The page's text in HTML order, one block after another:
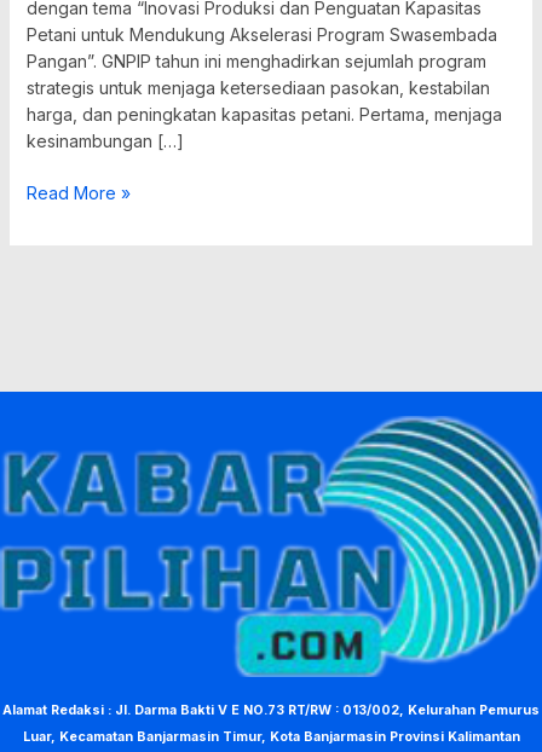
dengan tema “Inovasi Produksi dan Penguatan Kapasitas
Petani untuk Mendukung Akselerasi Program Swasembada
Pangan”. GNPIP tahun ini menghadirkan sejumlah program
strategis untuk menjaga ketersediaan pasokan, kestabilan
harga, dan peningkatan kapasitas petani. Pertama, menjaga
kesinambungan […]
Read More »
Alamat Redaksi : Jl. Darma Bakti V E NO.73 RT/RW : 013/002, Kelurahan Pemurus
Luar, Kecamatan Banjarmasin Timur, Kota Banjarmasin Provinsi Kalimantan